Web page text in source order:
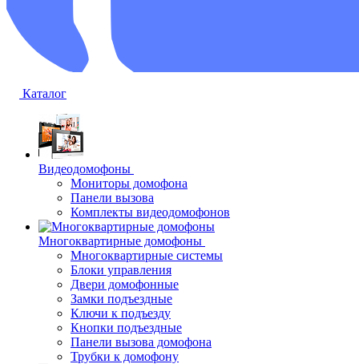
Каталог
Видеодомофоны
Мониторы домофона
Панели вызова
Комплекты видеодомофонов
Многоквартирные домофоны
Многоквартирные системы
Блоки управления
Двери домофонные
Замки подъездные
Ключи к подъезду
Кнопки подъездные
Панели вызова домофона
Трубки к домофону